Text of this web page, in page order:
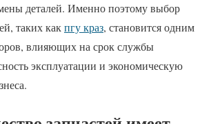
деталей. Именно поэтому выбор
таких какпгу краз, становится одним
влияющих на срок службы
эксплуатации и экономическую